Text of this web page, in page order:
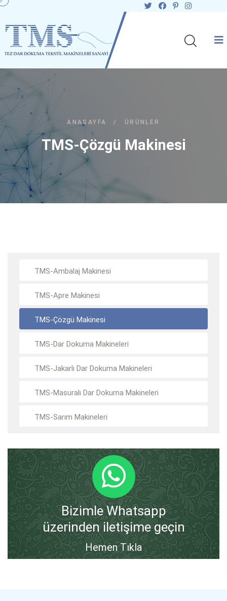
ANASAYFA / ÜRÜNLER
TMS-Çözgü Makinesi
TMS-Ambalaj Makinesi
TMS-Apre Makinesi
TMS-Çözgü Makinesi
TMS-Dar Dokuma Makineleri
TMS-Jakarlı Dar Dokuma Makineleri
TMS-Masuralı Dar Dokuma Makineleri
TMS-Sarım Makineleri
Bizimle Whatsapp
üzerinden iletişime geçin
Hemen Tıkla